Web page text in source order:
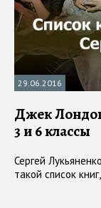
29.06.2016
Джек
3 и 6 классы
Сергей
такой список